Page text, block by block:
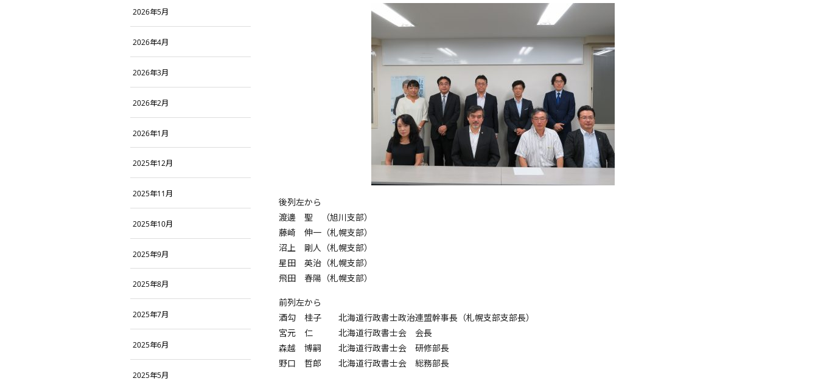
後列左から
渡邊 聖 （旭川支部）
藤崎 伸一（札幌支部）
沼上 剛人（札幌支部）
星田 英治（札幌支部）
飛田 春陽（札幌支部）
前列左から
酒勾 桂子 北海道行政書士政治連盟幹事長（札幌支部支部長）
宮元 仁 北海道行政書士会 会長
森越 博嗣 北海道行政書士会 研修部長
野口 哲郎 北海道行政書士会 総務部長
2026年5月
2026年4月
2026年3月
2026年2月
2026年1月
2025年12月
2025年11月
2025年10月
2025年9月
2025年8月
2025年7月
2025年6月
2025年5月